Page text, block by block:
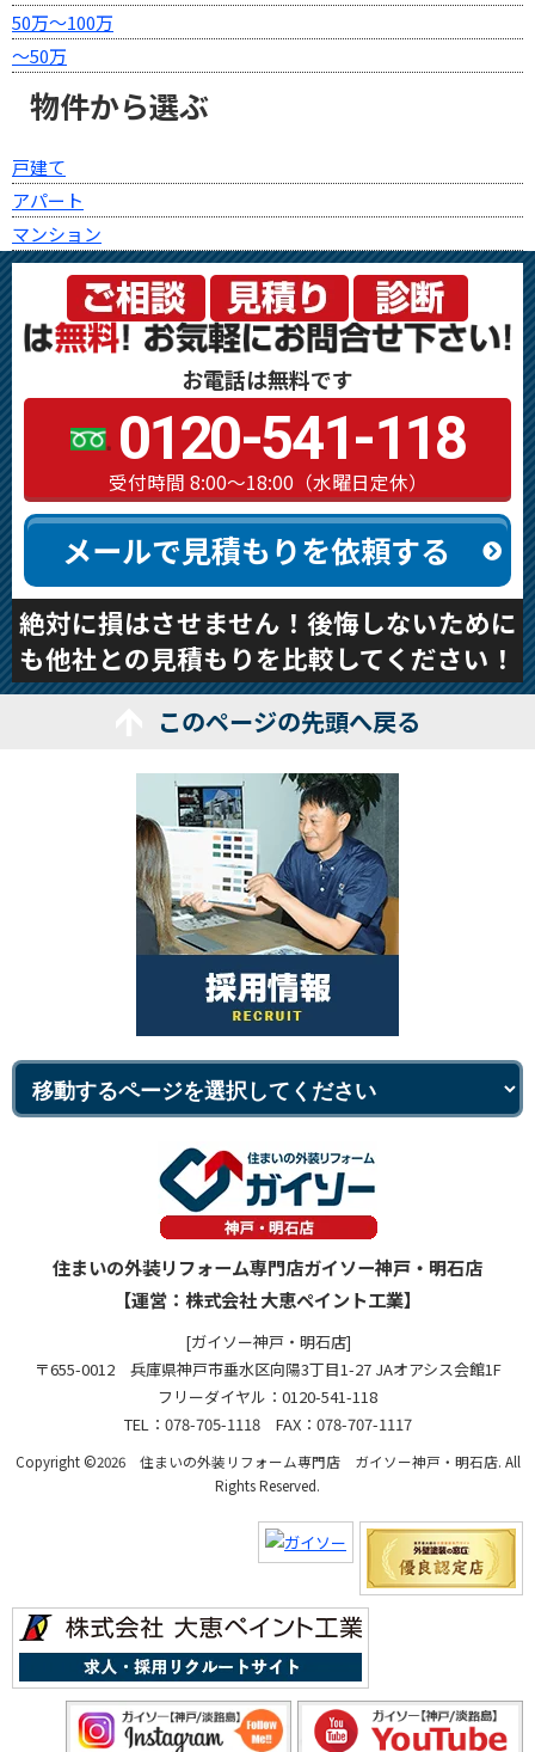
50万～100万
～50万
物件から選ぶ
戸建て
アパート
マンション
お電話は無料です
0120-541-118
受付時間 8:00～18:00（水曜日定休）
メールで見積もりを依頼する
絶対に損はさせません！後悔しないために
も他社との見積もりを比較してください！
このページの先頭へ戻る
住まいの外装リフォーム専門店ガイソー神戸・明石店
【運営：株式会社 大恵ペイント工業】
[ガイソー神戸・明石店]
〒655-0012 兵庫県神戸市垂水区向陽3丁目1-27 JAオアシス会館1F
フリーダイヤル：0120-541-118
TEL：078-705-1118 FAX：078-707-1117
Copyright ©2026 住まいの外装リフォーム専門店 ガイソー神戸・明石店. All
Rights Reserved.